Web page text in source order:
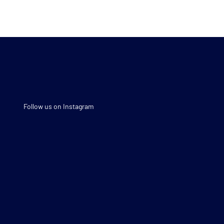
Follow us on Instagram